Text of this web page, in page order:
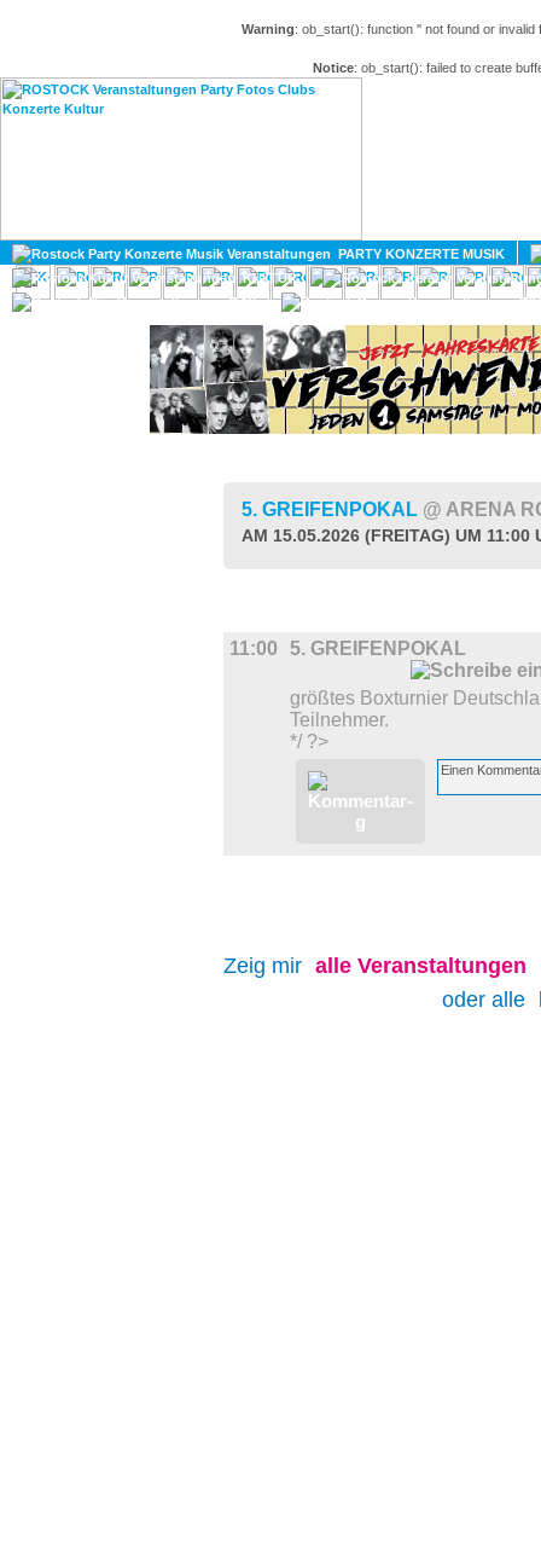
Warning: ob_start(): function '' not found or
Notice: ob_start(): failed to create
PARTY KONZERTE MUSIK
KULTUR
GAY
5. GREIFENPOKAL @ ARENA
AM 15.05.2026 (FREITAG) UM 11:00
11:00 5. GREIFENPOKAL
größtes Boxturnier
Teilnehmer.
*/ ?>
Zeig mir alle Veranstaltungen
oder alle